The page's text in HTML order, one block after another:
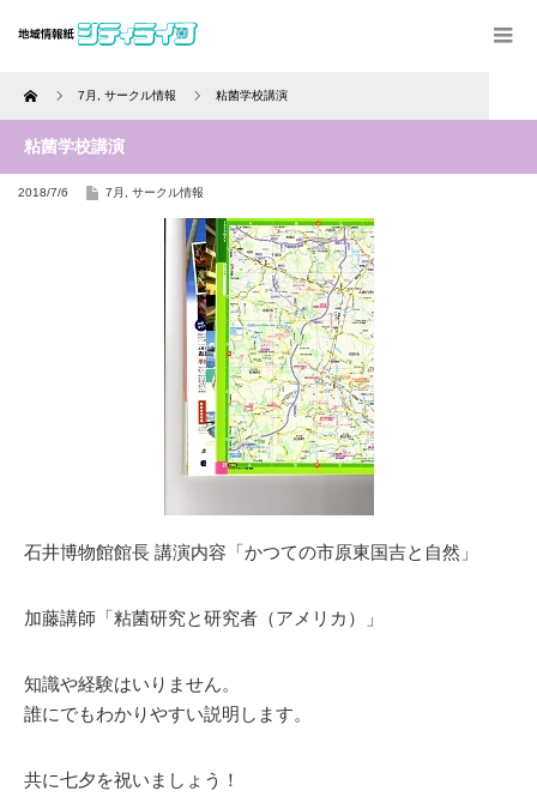
Home 7月 サークル情報 粘菌学校講演
粘菌学校講演
2018/7/6 7月 サークル情報
石井博物館館長 講演内容「かつての市原東国吉と自然」
加藤講師「粘菌研究と研究者（アメリカ）」
知識や経験はいりません。
誰にでもわかりやすい説明します。
共に七夕を祝いましょう！